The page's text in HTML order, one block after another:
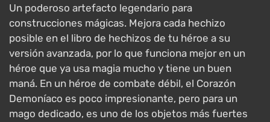
Un poderoso artefacto legendario para
construcciones mágicas. Mejora cada hechizo
posible en el libro de hechizos de tu héroe a su
versión avanzada, por lo que funciona mejor en un
héroe que ya usa magia mucho y tiene un buen
maná. En un héroe de combate débil, el Corazón
Demoníaco es poco impresionante, pero para un
mago dedicado, es uno de los objetos más fuertes